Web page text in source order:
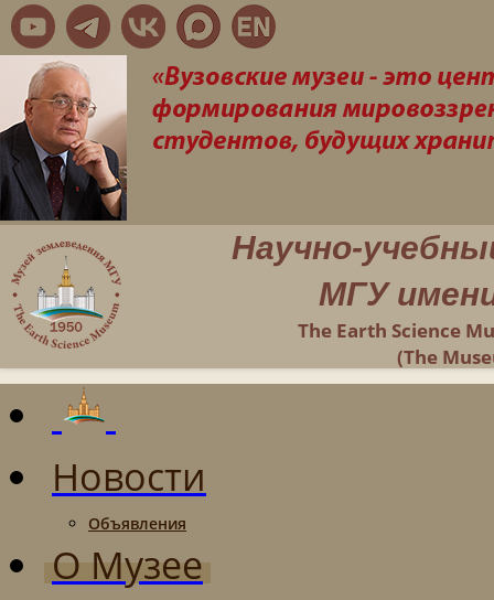
Научно-
МГУ
The Earth Science
(The
Новости
Объявления
О Музее